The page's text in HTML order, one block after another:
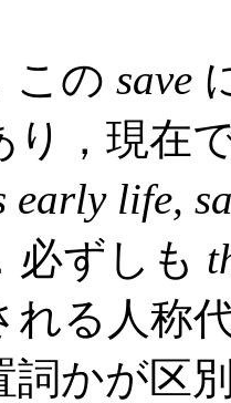
の save
り，現在
early life,
必ずしも
れる人称
詞かが区